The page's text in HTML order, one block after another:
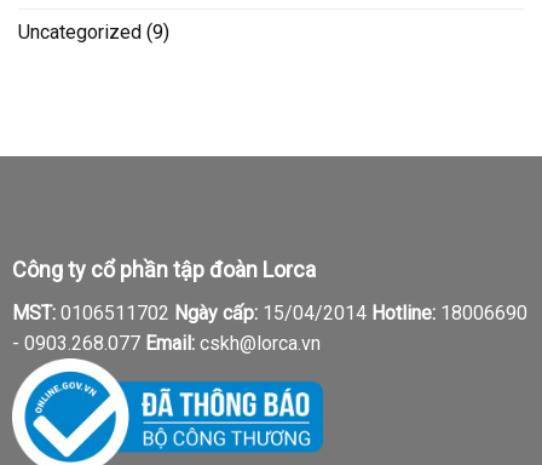
Uncategorized (9)
Công ty cổ phần tập đoàn Lorca
MST:0106511702 Ngày cấp:15/04/2014 Hotline:18006690
- 0903.268.077 Email:cskh@lorca.vn